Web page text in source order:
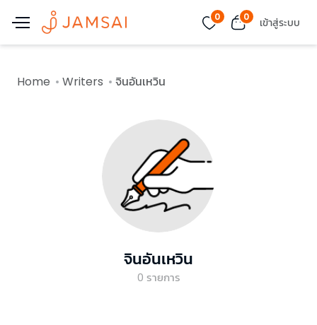
0 0 เข้าสู่ระบบ
Home Writers จินอันเหวิน
จินอันเหวิน
0 รายการ